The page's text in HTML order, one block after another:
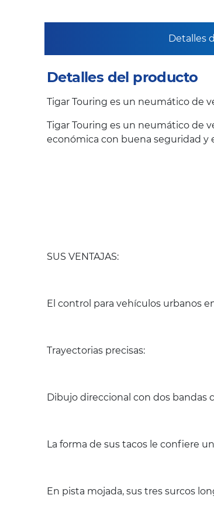
Detalles
Detalles del producto
Tigar Touring es un neumático de
Tigar Touring es un neumático de
económica con buena seguridad y
SUS VENTAJAS:
El control para vehículos urbanos
Trayectorias precisas:
Dibujo direccional con dos bandas
La forma de sus tacos le confiere
En pista mojada, sus tres surcos